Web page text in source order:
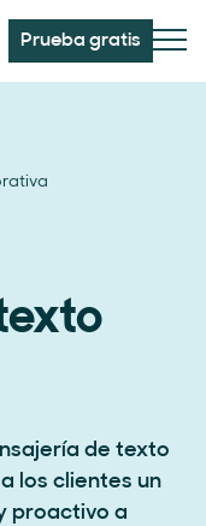
Prueba gratis
de texto
los clientes un
proactivo a